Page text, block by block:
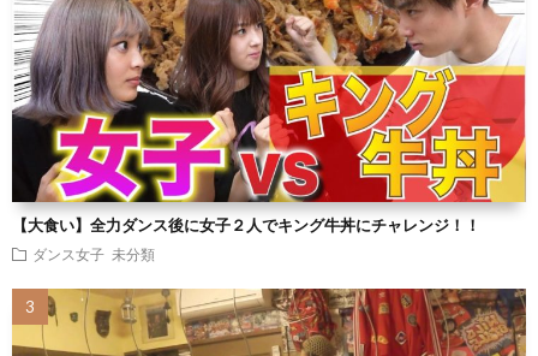
【大食い】全力ダンス後に女子２人でキング牛丼にチャレンジ！！
ダンス女子 未分類